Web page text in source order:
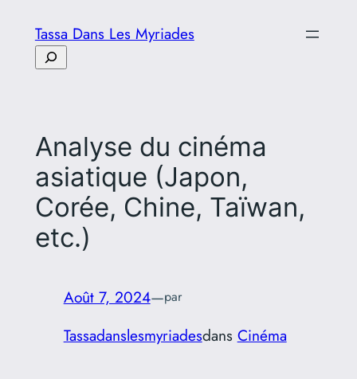
contenu
Tassa Dans Les Myriades
Rechercher
Analyse du cinéma
asiatique (Japon,
Corée, Chine, Taïwan,
etc.)
Août 7, 2024—par
Tassadanslesmyriadesdans Cinéma